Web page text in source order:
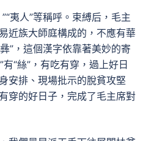
夷人”等稱呼。束縛后，毛主
近族大師庭構成的，不應有華
”，這個漢字依靠著美妙的寄
有“絲”，有吃有穿，過上好日
安排、現場批示的脫貧攻堅
穿的好日子，完成了毛主席對